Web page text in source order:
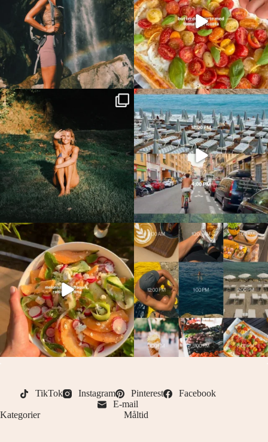
TikTok Instagram Pinterest
Facebook
E-mail
Kategorier
Måltid